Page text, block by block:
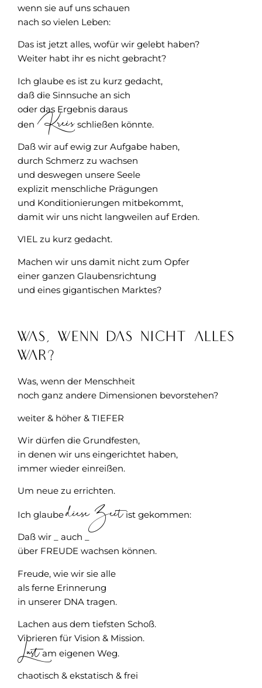
wenn sie auf uns schauen
nach so vielen Leben:
Das ist jetzt alles, wofür wir gelebt haben?
Weiter habt ihr es nicht gebracht?
Ich glaube es ist zu kurz gedacht,
daß die Sinnsuche an sich
oder das Ergebnis daraus
den Kreis schließen könnte.
Daß wir auf ewig zur Aufgabe haben,
durch Schmerz zu wachsen
und deswegen unsere Seele
explizit menschliche Prägungen
und Konditionierungen mitbekommt,
damit wir uns nicht langweilen auf Erden.
VIEL zu kurz gedacht.
Machen wir uns damit nicht zum Opfer
einer ganzen Glaubensrichtung
und eines gigantischen Marktes?
Was, wenn das NICHT alles
war?
Was, wenn der Menschheit
noch ganz andere Dimensionen bevorstehen?
weiter & höher & TIEFER
Wir dürfen die Grundfesten,
in denen wir uns eingerichtet haben,
immer wieder einreißen.
Um neue zu errichten.
Ich glaubediese Zeitist gekommen:
Daß wir _ auch _
über FREUDE wachsen können.
Freude, wie wir sie alle
als ferne Erinnerung
in unserer DNA tragen.
Lachen aus dem tiefsten Schoß.
Vibrieren für Vision & Mission.
Lustam eigenen Weg.
chaotisch & ekstatisch & frei